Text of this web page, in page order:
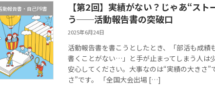
動報告書・自己PR書
【第2回】実績がない？じゃあ“スト
う──活動報告書の突破口
2025年6月24日
活動報告書を書こうとしたとき、「部活も成績
書くことがない…」と手が止まってしまう人は
安心してください。大事なのは“実績の大きさ”
さ”です。 「全国大会出場 […]